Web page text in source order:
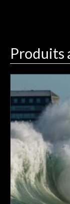
Produits